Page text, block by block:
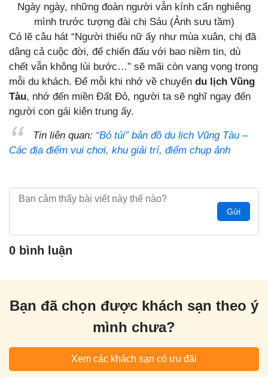
Ngày ngày, những đoàn người vẫn kính cẩn nghiêng
mình trước tượng đài chị Sáu (Ảnh sưu tầm)
Có lẽ câu hát “Người thiếu nữ ấy như mùa xuân, chị đã
dâng cả cuộc đời, để chiến đấu với bao niềm tin, dù
chết vẫn không lùi bước…” sẽ mãi còn vang vọng trong
mỗi du khách. Để mỗi khi nhớ về chuyến du lịch Vũng
Tàu, nhớ đến miền Đất Đỏ, người ta sẽ nghĩ ngay đến
người con gái kiên trung ấy.
Tin liên quan: “Bỏ túi” bản đồ du lịch Vũng Tàu –
Các địa điểm vui chơi, khu giải trí, điểm chụp ảnh
Gửi
0 bình luận
Bạn đã chọn được khách sạn theo ý
mình chưa?
Xem các khách sạn có ưu đãi